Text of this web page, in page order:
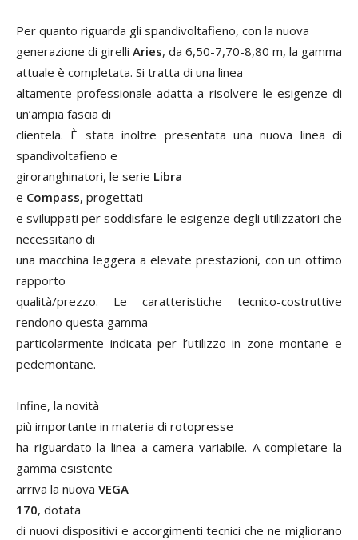
Per quanto riguarda gli spandivoltafieno, con la nuova
generazione di girelli Aries, da 6,50-7,70-8,80 m, la gamma
attuale è completata. Si tratta di una linea
altamente professionale adatta a risolvere le esigenze di
un’ampia fascia di
clientela. È stata inoltre presentata una nuova linea di
spandivoltafieno e
giroranghinatori, le serie Libra
e Compass, progettati
e sviluppati per soddisfare le esigenze degli utilizzatori che
necessitano di
una macchina leggera a elevate prestazioni, con un ottimo
rapporto
qualità/prezzo. Le caratteristiche tecnico-costruttive
rendono questa gamma
particolarmente indicata per l’utilizzo in zone montane e
pedemontane.
Infine, la novità
più importante in materia di rotopresse
ha riguardato la linea a camera variabile. A completare la
gamma esistente
arriva la nuova VEGA
170, dotata
di nuovi dispositivi e accorgimenti tecnici che ne migliorano